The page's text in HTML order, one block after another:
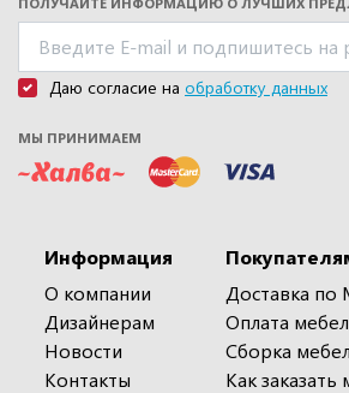
Даю согласие на обработку данных
МЫ ПРИНИМАЕМ
Информация
О компании
Дизайнерам
Новости
Контакты
Доставка по
Оплата
Сборка
Как заказать